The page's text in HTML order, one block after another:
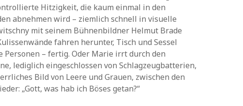
Hitzigkeit, die kaum einmal in den
abnehmen wird – ziemlich schnell in visuelle
mit seinem Bühnenbildner Helmut Brade
fahren herunter, Tisch und Sessel
– fertig. Oder Marie irrt durch den
lediglich eingeschlossen von Schlagzeugbatterien,
Bild von Leere und Grauen, zwischen den
„Gott, was hab ich Böses getan?“